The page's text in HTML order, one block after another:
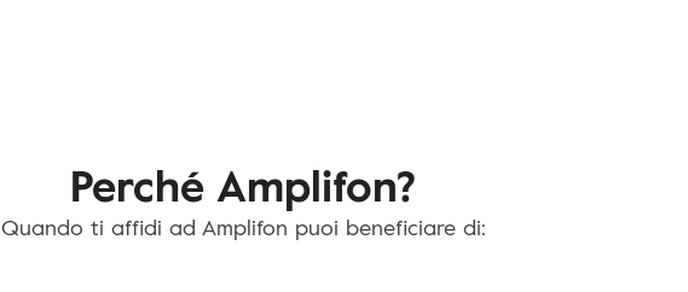
Perché Amplifon?
Quando ti affidi ad Amplifon puoi beneficiare di: